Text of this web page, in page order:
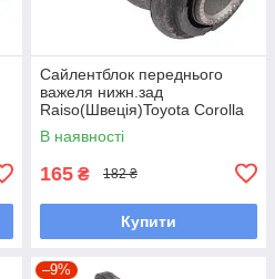
Сайлентблок переднього
важеля нижн.зад
Raiso(Швеція)Toyota Corolla
Liftback,Тойота Корола#RL-
486120H UAEMBEN7
В наявності
165 ₴ 182 ₴
Купити
–9%